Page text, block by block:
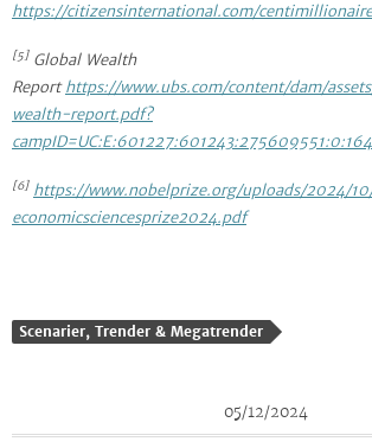
https://citizensinternational.com/
[5] Global Wealth
Reporthttps://www.ubs.com/content/dam/
wealth-report.pdf?
[6] https://www.nobelprize.org/uploads/2024/
economicsciencesprize2024.pdf
Scenarier, Trender & Megatrender
05/12/2024